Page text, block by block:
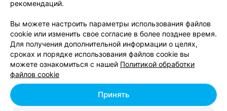
Связаться по вопросам сотрудничества
Написать руководителю relax.by
Персональные настройки cookie
Обработка персональных данных
рекомендаций.
Вы можете настроить параметры использования файлов
cookie или изменить свое согласие в более позднее время.
Для получения дополнительной информации о целях,
сроках и порядке использования файлов cookie вы
можете ознакомиться с нашей Политикой обработки
файлов cookie
Принять